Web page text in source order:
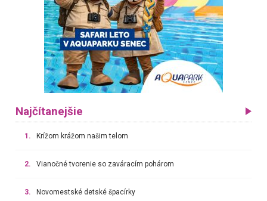
Najčítanejšie
1. Krížom krážom našim telom
2. Vianočné tvorenie so zaváracím pohárom
3. Novomestské detské špacírky